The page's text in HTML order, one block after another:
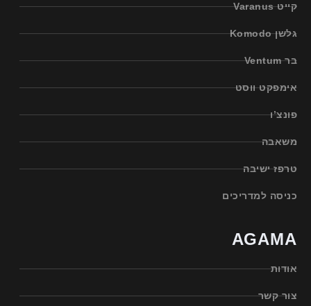
קייט Varanus
גלשן Komodo
בר Ventum
אימפקט ווסט
פונצ’ו
משאבה
טרפז ישיבה
כניסה למדריכים
AGAMA
אודות
צור קשר